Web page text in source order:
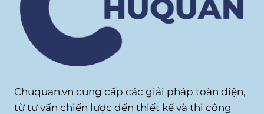
Chuquan.vn cung cấp các giải pháp toàn diện,
từ tư vấn chiến lược đến thiết kế và thi công